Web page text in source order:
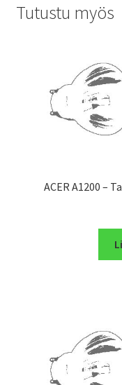
Tutustu myös
ACER A1200 –